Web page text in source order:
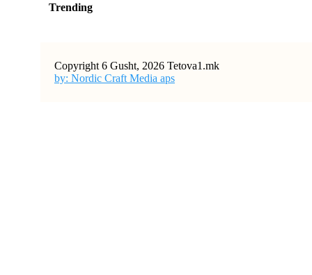
Trending
Copyright 6 Gusht, 2026 Tetova1.mk
by: Nordic Craft Media aps